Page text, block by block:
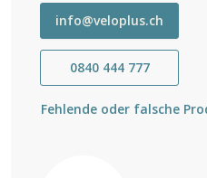
info@veloplus.ch
0840 444 777
Fehlende oder falsche